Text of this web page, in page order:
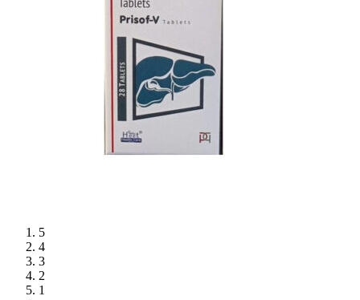
5
4
3
2
1